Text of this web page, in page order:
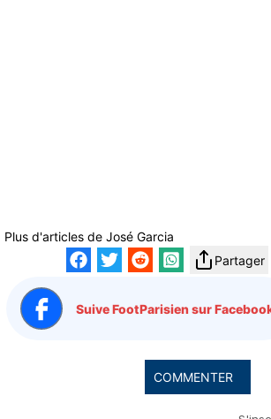
Plus d'articles de José Garcia
Partager
Suive FootParisien sur
COMMENTER